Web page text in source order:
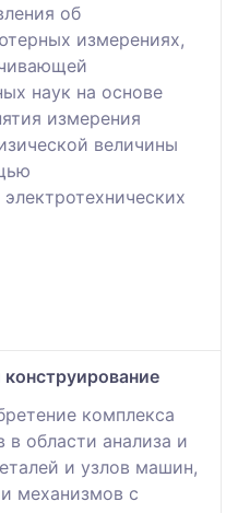
об
измерениях,
наук на основе
измерения
величины
комплекса
в области анализа и
и узлов машин,
механизмов с